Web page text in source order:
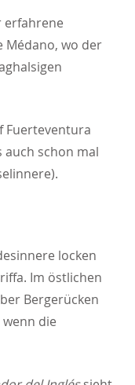
erfahrene
Médano, wo der
Fuerteventura
auch schon mal
locken
Im östlichen
Bergerücken
die